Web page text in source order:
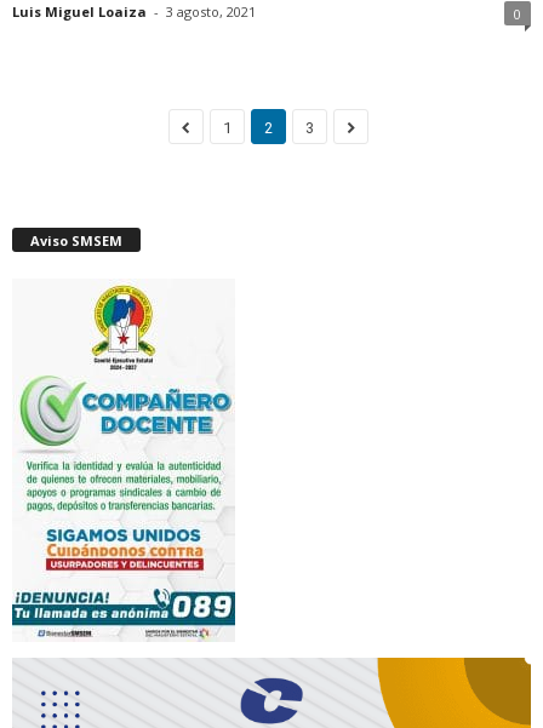
Luis Miguel Loaiza - 3 agosto, 2021 0
1 2 3
Aviso SMSEM